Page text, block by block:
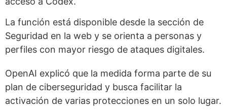
La función está disponible desde la sección de
Seguridad en la web y se orienta a personas y
perfiles con mayor riesgo de ataques digitales.
OpenAI explicó que la medida forma parte de su
plan de ciberseguridad y busca facilitar la
activación de varias protecciones en un solo lugar.